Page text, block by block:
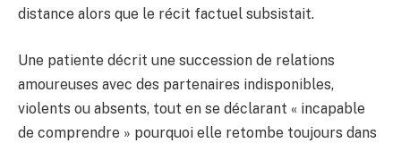
distance alors que le récit factuel subsistait.
Une patiente décrit une succession de relations
amoureuses avec des partenaires indisponibles,
violents ou absents, tout en se déclarant « incapable
de comprendre » pourquoi elle retombe toujours dans